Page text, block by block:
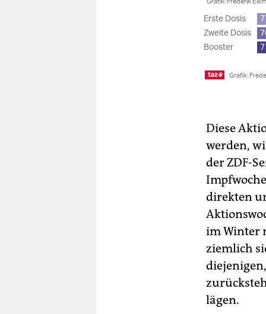
Diese
werden,
der ZDF-
direkten
im Winter
ziemlich
lägen.